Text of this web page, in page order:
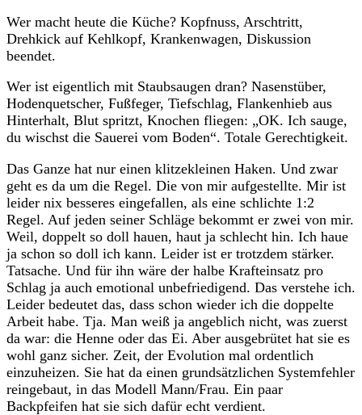
Wer macht heute die Küche? Kopfnuss, Arschtritt,
Drehkick auf Kehlkopf, Krankenwagen, Diskussion
beendet.
Wer ist eigentlich mit Staubsaugen dran? Nasenstüber,
Hodenquetscher, Fußfeger, Tiefschlag, Flankenhieb aus
Hinterhalt, Blut spritzt, Knochen fliegen: „OK. Ich sauge,
du wischst die Sauerei vom Boden“. Totale Gerechtigkeit.
Das Ganze hat nur einen klitzekleinen Haken. Und zwar
geht es da um die Regel. Die von mir aufgestellte. Mir ist
leider nix besseres eingefallen, als eine schlichte 1:2
Regel. Auf jeden seiner Schläge bekommt er zwei von mir.
Weil, doppelt so doll hauen, haut ja schlecht hin. Ich haue
ja schon so doll ich kann. Leider ist er trotzdem stärker.
Tatsache. Und für ihn wäre der halbe Krafteinsatz pro
Schlag ja auch emotional unbefriedigend. Das verstehe ich.
Leider bedeutet das, dass schon wieder ich die doppelte
Arbeit habe. Tja. Man weiß ja angeblich nicht, was zuerst
da war: die Henne oder das Ei. Aber ausgebrütet hat sie es
wohl ganz sicher. Zeit, der Evolution mal ordentlich
einzuheizen. Sie hat da einen grundsätzlichen Systemfehler
reingebaut, in das Modell Mann/Frau. Ein paar
Backpfeifen hat sie sich dafür echt verdient.